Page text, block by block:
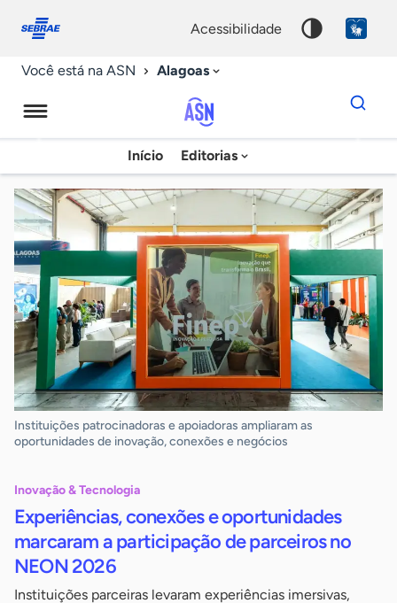
conosco
acessibilidade
Você está na ASN Alagoas
Agência
Sebrae
de
Notícias
Início Editorias
Dados
para
chave
Instituições patrocinadoras e apoiadoras ampliaram as
oportunidades de inovação, conexões e negócios
Inovação & Tecnologia
Experiências, conexões e oportunidades
marcaram a participação de parceiros no
NEON 2026
Instituições parceiras levaram experiências imersivas,